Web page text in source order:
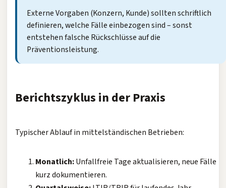
Externe Vorgaben (Konzern, Kunde) sollten schriftlich
definieren, welche Fälle einbezogen sind – sonst
entstehen falsche Rückschlüsse auf die
Präventionsleistung.
Berichtszyklus in der Praxis
Typischer Ablauf in mittelständischen Betrieben:
Monatlich:Unfallfreie Tage aktualisieren, neue Fälle
kurz dokumentieren.